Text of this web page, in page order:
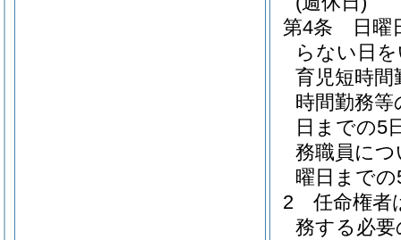
第4条
日曜
らない日
育児短時
時間勤務
日までの5
務職員に
曜日まで
2
任命権者
務する必